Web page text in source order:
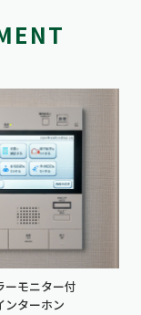
ーモニター付
ンターホン